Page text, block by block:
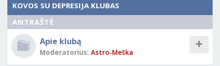
KOVOS SU DEPRESIJA KLUBAS
ANTRAŠTĖ
Apie klubą
Moderatorius: Astro-Meška